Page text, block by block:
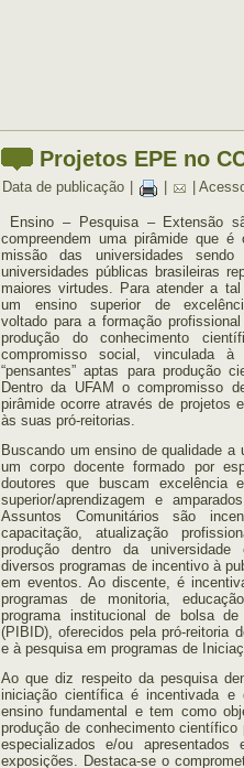
Projetos EPE no
Data de publicação |
Ensino – Pesquisa – Extensão
compreendem uma pirâmide que
missão das universidades
universidades públicas brasileiras
maiores virtudes. Para atender a
um ensino superior de
voltado para a formação
produção do conhecimento
compromisso social, vinculada
“pensantes” aptas para produção
Dentro da UFAM o compromisso
pirâmide ocorre através de projetos
às suas pró-reitorias.
Buscando um ensino de qualidade a
um corpo docente formado por
doutores que buscam excelência
superior/aprendizagem e
Assuntos Comunitários são
capacitação, atualização
produção dentro da universidade
diversos programas de incentivo à
em eventos. Ao discente, é
programas de monitoria,
programa institucional de bolsa
(PIBID), oferecidos pela pró-reitoria
e à pesquisa em programas de
Ao que diz respeito da pesquisa
iniciação científica é incentivada e
ensino fundamental e tem como
produção de conhecimento
especializados e/ou
exposições. Destaca-se o